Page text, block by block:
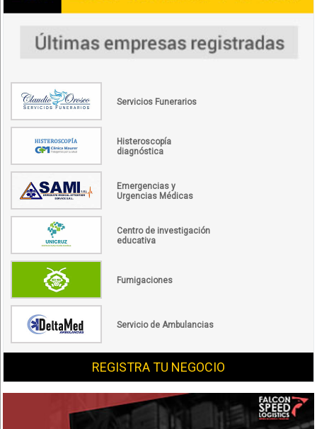
Servicios Funerarios
Histeroscopía
diagnóstica
Emergencias y
Urgencias Médicas
Centro de investigación
educativa
Fumigaciones
Servicio de Ambulancias
REGISTRA TU NEGOCIO